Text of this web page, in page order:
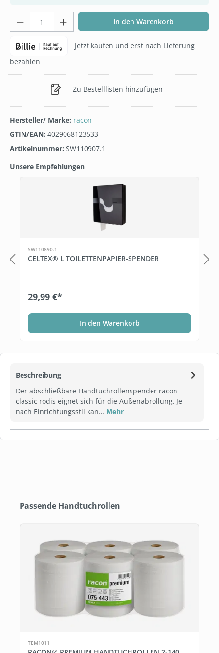
Beschreibung
Der abschließbare Handtuchrollenspender racon
classic rodis eignet sich für die Außenabrollung. Je
nach Einrichtungsstil kan… Mehr
Produkt Anzahl: Gib den gewünschten
In den Warenkorb
Jetzt kaufen und erst nach Lieferung
bezahlen
Zu Bestelllisten hinzufügen
Hersteller/ Marke: racon
GTIN/EAN: 4029068123533
Artikelnummer: SW110907.1
Unsere Empfehlungen
SW110890.1
CELTEX® L TOILETTENPAPIER-SPENDER
29,99 €*
In den Warenkorb
Produktgalerie überspringen
Passende Handtuchrollen
TEM1011